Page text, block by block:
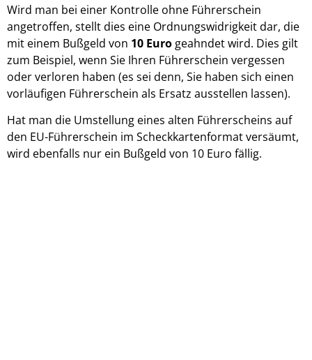
Wird man bei einer Kontrolle ohne Führerschein
angetroffen, stellt dies eine Ordnungswidrigkeit dar, die
mit einem Bußgeld von 10 Euro geahndet wird. Dies gilt
zum Beispiel, wenn Sie Ihren Führerschein vergessen
oder verloren haben (es sei denn, Sie haben sich einen
vorläufigen Führerschein als Ersatz ausstellen lassen).
Hat man die Umstellung eines alten Führerscheins auf
den EU-Führerschein im Scheckkartenformat versäumt,
wird ebenfalls nur ein Bußgeld von 10 Euro fällig.